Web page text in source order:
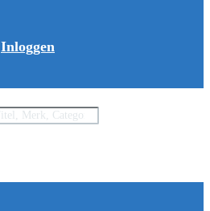
Inloggen